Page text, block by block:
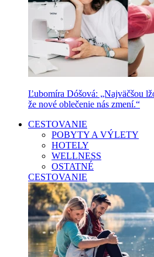
Ľubomíra Dóšová: „Najväčšou
že nové oblečenie nás zmení.“
CESTOVANIE
POBYTY A VÝLETY
HOTELY
WELLNESS
OSTATNÉ
CESTOVANIE